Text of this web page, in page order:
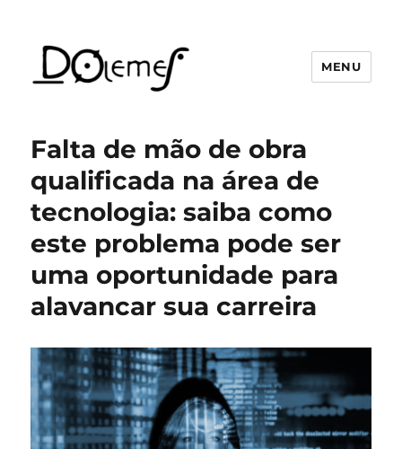
MENU
Falta de mão de obra
qualificada na área de
tecnologia: saiba como
este problema pode ser
uma oportunidade para
alavancar sua carreira